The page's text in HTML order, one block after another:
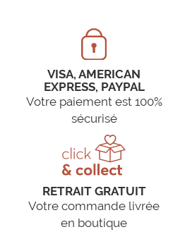
VISA, AMERICAN
EXPRESS, PAYPAL
Votre paiement est 100%
sécurisé
RETRAIT GRATUIT
Votre commande livrée
en boutique